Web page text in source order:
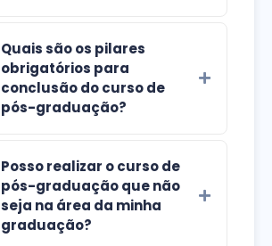
Quais são os pilares
obrigatórios para
conclusão do curso de
pós-graduação?
Posso realizar o curso de
pós-graduação que não
seja na área da minha
graduação?